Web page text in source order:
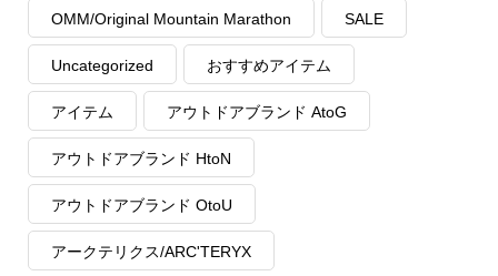
OMM/Original Mountain Marathon SALE
Uncategorized おすすめアイテム
アイテム アウトドアブランド AtoG
アウトドアブランド HtoN
アウトドアブランド OtoU
アークテリクス/ARC'TERYX